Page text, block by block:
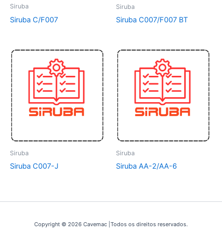
Siruba
Siruba C/F007
Siruba
Siruba C007/F007 BT
Siruba
Siruba C007-J
Siruba
Siruba AA-2/AA-6
Copyright © 2026 Cavemac |Todos os direitos reservados.